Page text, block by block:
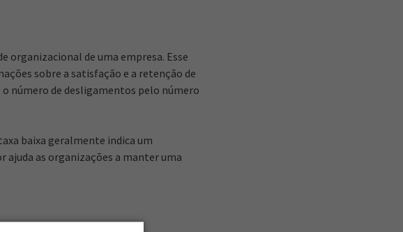
organizacional de uma empresa. Esse
sobre a satisfação e a retenção de
número de desligamentos pelo número
baixa geralmente indica um
as organizações a manter uma